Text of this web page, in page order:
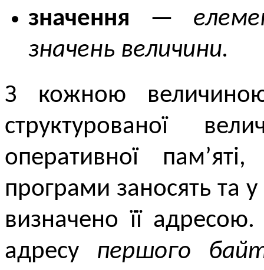
значення —
значень величини.
З кожною
структурованої
оперативної
програми заносять та
визначено її
адресу першого